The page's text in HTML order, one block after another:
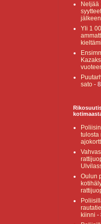
Neljää
jälkeen
Yli 1
sato -
tulosta
Oulun
kiinni -